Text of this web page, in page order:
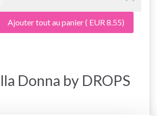
Ajouter tout au panier( EUR 8.55)
Donna by DROPS